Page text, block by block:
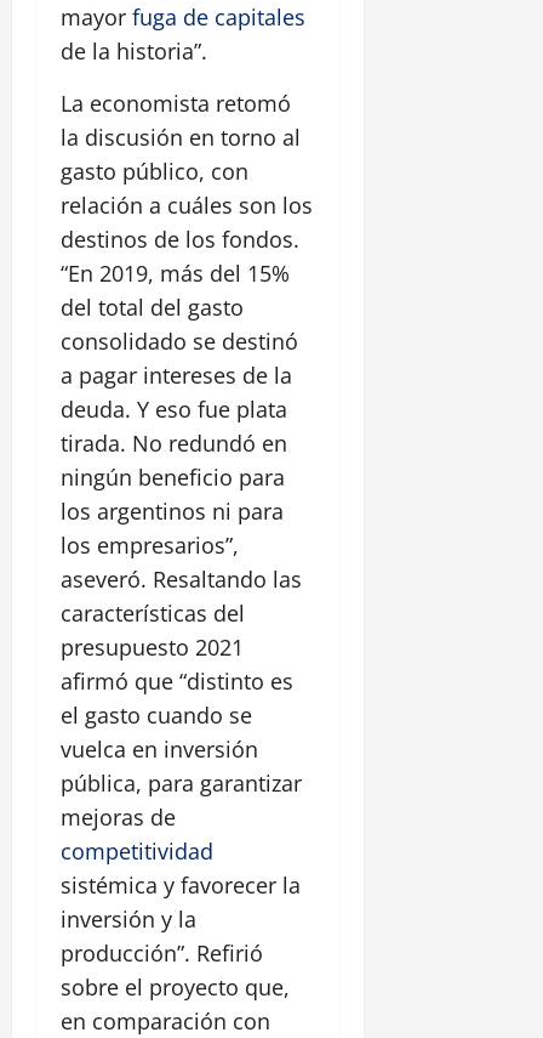
mayor fuga de capitales
de la historia”.
La economista retomó
la discusión en torno al
gasto público, con
relación a cuáles son los
destinos de los fondos.
“En 2019, más del 15%
del total del gasto
consolidado se destinó
a pagar intereses de la
deuda. Y eso fue plata
tirada. No redundó en
ningún beneficio para
los argentinos ni para
los empresarios”,
aseveró. Resaltando las
características del
presupuesto 2021
afirmó que “distinto es
el gasto cuando se
vuelca en inversión
pública, para garantizar
mejoras de
competitividad
sistémica y favorecer la
inversión y la
producción”. Refirió
sobre el proyecto que,
en comparación con